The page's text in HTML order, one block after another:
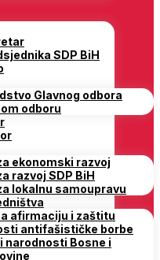
SDP BiH
Glavnog odbora
odboru
ekonomski razvoj
razvoj SDP BiH
lokalnu samoupravu
afirmaciju i zaštitu
antifašističke borbe
narodnosti Bosne i